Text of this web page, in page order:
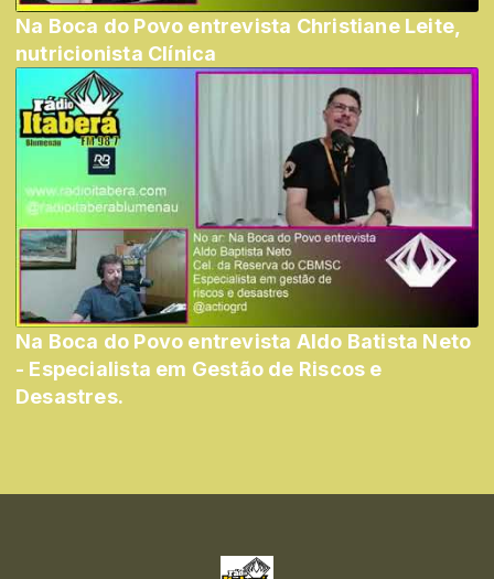
Na Boca do Povo entrevista Christiane Leite,
nutricionista Clínica
Na Boca do Povo entrevista Aldo Batista Neto
- Especialista em Gestão de Riscos e
Desastres.